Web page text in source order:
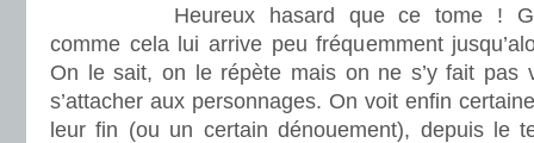
Heureux hasard que ce tome !
comme cela lui arrive peu fréquemment
On le sait, on le répète mais on ne s’y fait pas
s’attacher aux personnages. On voit enfin
leur fin (ou un certain dénouement), depuis le